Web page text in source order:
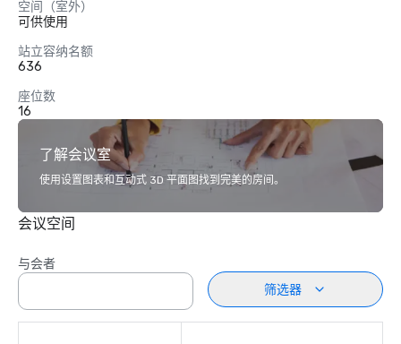
空间（室外）
可供使用
站立容纳名额
636
座位数
16
了解会议室
使用设置图表和互动式 3D 平面图找到完美的房间。
会议空间
与会者
筛选器